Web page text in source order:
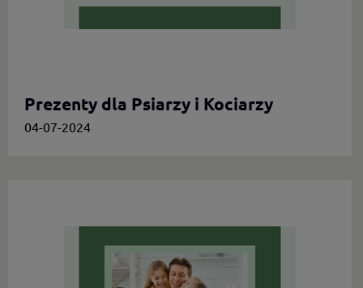
Prezenty dla Psiarzy i Kociarzy
04-07-2024